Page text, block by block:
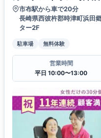
市布駅から車で20分
長崎県西彼杵郡時津町浜田
ター2F
駐車場 無料体験
営業時間
平日 10:00〜13:00